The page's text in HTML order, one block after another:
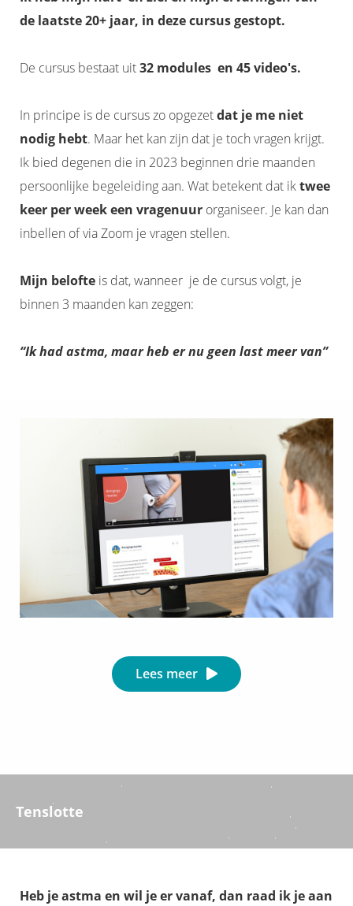
de laatste 20+ jaar, in deze cursus gestopt.
De cursus bestaat uit32 modules en 45 video's.
In principe is de cursus zo opgezetdat je me niet
nodig hebt. Maar het kan zijn dat je toch vragen krijgt.
Ik bied degenen die in 2023 beginnen drie maanden
persoonlijke begeleiding aan. Wat betekent dat iktwee
keer per week een vragenuur organiseer. Je kan dan
inbellen of via Zoom je vragen stellen.
Mijn belofte is dat, wanneer je de cursus volgt, je
binnen 3 maanden kan zeggen:
“Ik had astma, maar heb er nu geen last meer van”
Lees meer
Tenslotte
Heb je astma en wil je er vanaf, dan raad ik je aan